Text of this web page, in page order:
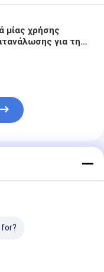
μίας χρήσης
για την